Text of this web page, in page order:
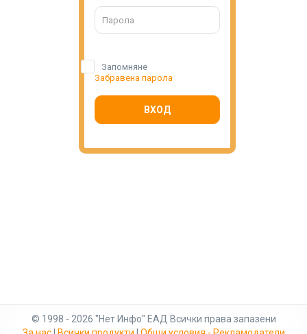
Запомняне
Забравена парола
ВХОД
© 1998 - 2026 "Нет Инфо" ЕАД Всички права запазени